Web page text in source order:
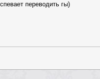
переводить гы)